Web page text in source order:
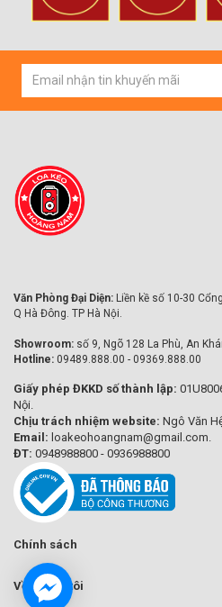
Văn Phòng Đại Diện: Liền kề số 10-30
Q Hà Đông. TP Hà Nội.
Showroom: số 9, Ngõ 128 La Phù, An
Hotline: 09489.888.00 - 09369.888.00
Giấy phép ĐKKD số thành lập:
Nội.
Chịu trách nhiệm website: Ngô Văn
Email: loakeohoangnam@gmail.com.
ĐT: 0948988800 - 0936988800
Chính sách
Về chúng tôi